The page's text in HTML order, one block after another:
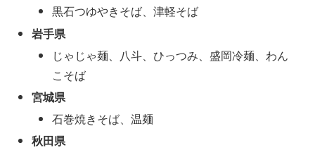
黒石つゆやきそば、津軽そば
岩手県
じゃじゃ麺、八斗、ひっつみ、盛岡冷麺、わん
こそば
宮城県
石巻焼きそば、温麺
秋田県